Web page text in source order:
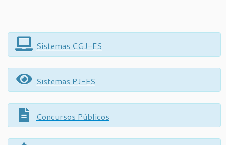
Sistemas CGJ-ES
Sistemas PJ-ES
Concursos Públicos